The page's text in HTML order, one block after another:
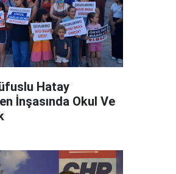
Hatay
İnşasında Okul Ve